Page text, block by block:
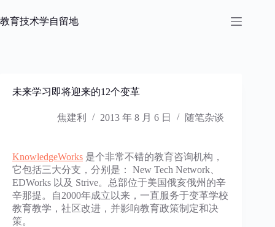
过
教育技术学自留地
未来学习即将迎来的12个变革
焦建利 2013 年 8 月 6 日 随笔杂谈
KnowledgeWorks 是个非常不错的教育咨询机构，
它包括三大分支，分别是： New Tech Network、
EDWorks 以及 Strive。总部位于美国俄亥俄州的辛
辛那提。自2000年成立以来，一直服务于变革学校
教育教学，社区改进，并影响教育政策制定和决
策。